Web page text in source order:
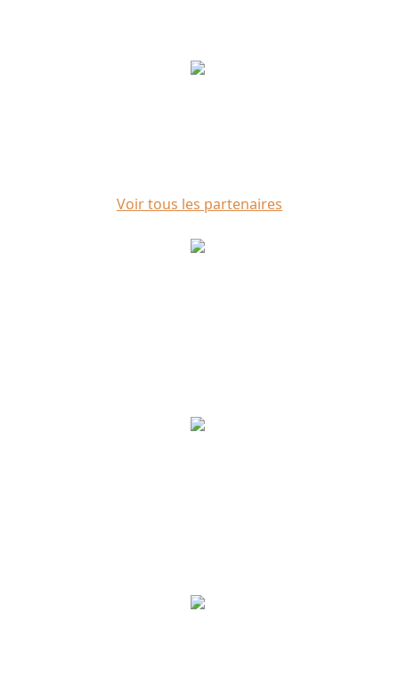
Voir tous les partenaires